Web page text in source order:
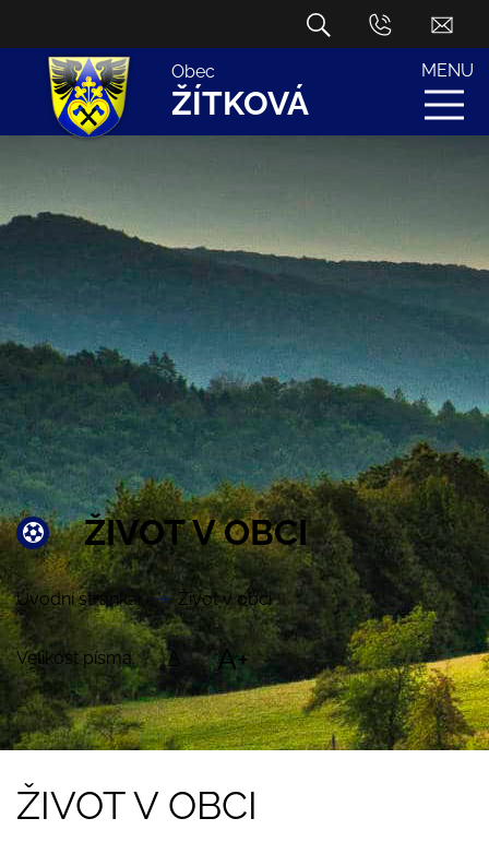
Obec
ŽÍTKOVÁ
MENU
ŽIVOT V OBCI
Úvodní stránka Život v obci
Velikost písma: A A+
ŽIVOT V OBCI